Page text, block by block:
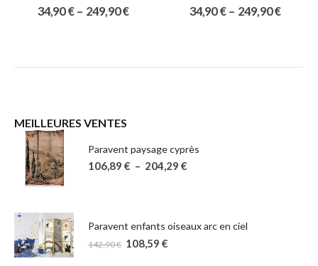
34,90€ – 249,90€ 34,90€ – 249,90€
MEILLEURES VENTES
Paravent paysage cyprès
106,89 € – 204,29 €
Paravent enfants oiseaux arc en ciel
142,90€ 108,59 €